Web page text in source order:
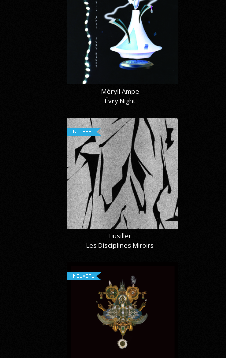
Méryll Ampe
Évry Night
NOUVEAU
Fusiller
Les Disciplines Miroirs
NOUVEAU